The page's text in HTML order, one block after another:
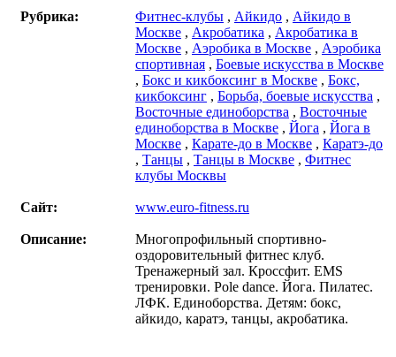
Рубрика:
Фитнес-клубы , Айкидо , Айкидо в
Москве , Акробатика , Акробатика в
Москве , Аэробика в Москве , Аэробика
спортивная , Боевые искусства в Москве
, Бокс и кикбоксинг в Москве , Бокс,
кикбоксинг , Борьба, боевые искусства ,
Восточные единоборства , Восточные
единоборства в Москве , Йога , Йога в
Москве , Карате-до в Москве , Каратэ-до
, Танцы , Танцы в Москве , Фитнес
клубы Москвы
Сайт: www.euro-fitness.ru
Описание:
Многопрофильный спортивно-
оздоровительный фитнес клуб.
Тренажерный зал. Кроссфит. EMS
тренировки. Pole dance. Йогa. Пилатес.
ЛФК. Единоборства. Детям: бокс,
айкидо, каратэ, танцы, акробатика.